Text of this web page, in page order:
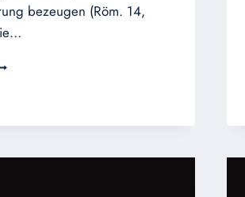
bezeugen (Röm. 14,